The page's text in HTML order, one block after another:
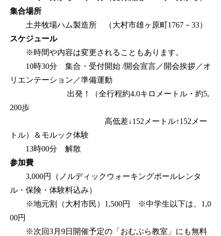
集合場所
土井牧場ハム製造所 （大村市雄ヶ原町1767－33）
スケジュール
※時間や内容は変更されることもあります。
10時30分 集合・受付開始 /開会宣言／開会挨拶／オ
リエンテーション／準備運動
出発！（全行程約4.0キロメートル・約5,
200歩
高低差↓152メートル↑152メー
トル）＆モルック体験
13時00分 解散
参加費
3,000円（ノルディックウォーキングポールレンタ
ル・保険・体験料込み）
※地元割（大村市民）1,500円 ※中学生以下は、1,0
00円
※次回3月9日開催予定の「おむぶら教室」にも無料